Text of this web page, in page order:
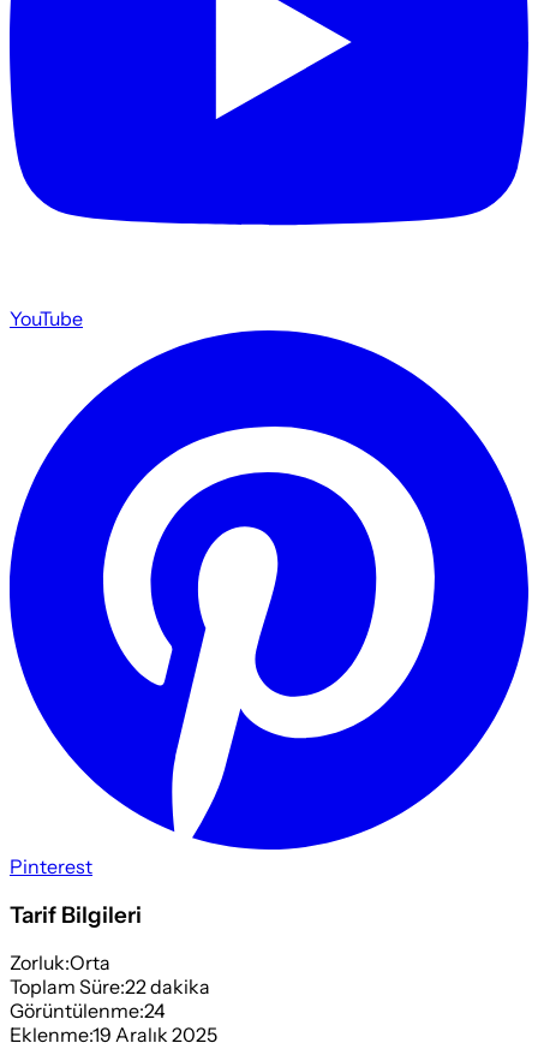
YouTube
Pinterest
Tarif Bilgileri
Zorluk:Orta
Toplam Süre:22dakika
Görüntülenme:24
Eklenme:19 Aralık 2025